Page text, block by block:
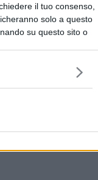
il tuo consenso,
solo a questo
su questo sito o